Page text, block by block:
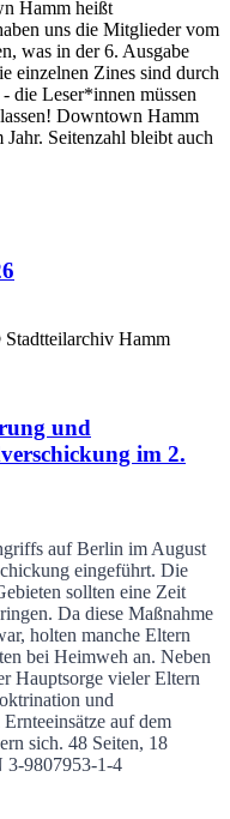
Hamm heißt
uns die Mitglieder vom
was in der 6. Ausgabe
einzelnen Zines sind durch
die Leser*innen müssen
Downtown Hamm
Seitenzahl bleibt auch
Hamm
und
im 2.
auf Berlin im August
eingeführt. Die
sollten eine Zeit
Da diese Maßnahme
holten manche Eltern
bei Heimweh an. Neben
Hauptsorge vieler Eltern
und
auf dem
sich. 48 Seiten, 18
3-9807953-1-4